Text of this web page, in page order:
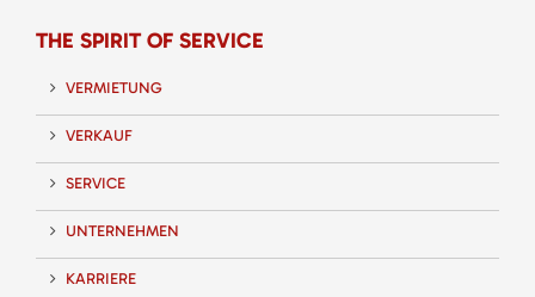
THE SPIRIT OF SERVICE
VERMIETUNG
VERKAUF
SERVICE
UNTERNEHMEN
KARRIERE